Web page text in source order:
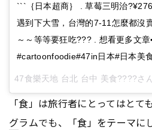
```｛日本超商｝ . 草莓三明治
遇到下大雪，台灣的7-11怎麼都沒
～～等等要狂吃??? . 想看更多文
#cartoonfoodie#47in日本#日本美
47食樂天地 台北 台中 美食????さ
「食」は旅行者にとってはとて
グラムでも、「食」をテーマに